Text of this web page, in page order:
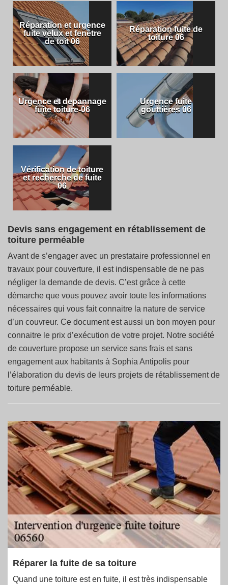
Réparation et urgence
fuite velux et fenêtre
de toit 06
Réparation fuite de
toiture 06
Urgence et depannage
fuite toiture-06
Urgence fuite
gouttières 06
Vérification de toiture
et recherche de fuite
06
Devis sans engagement en rétablissement de
toiture perméable
Avant de s’engager avec un prestataire professionnel en
travaux pour couverture, il est indispensable de ne pas
négliger la demande de devis. C’est grâce à cette
démarche que vous pouvez avoir toute les informations
nécessaires qui vous fait connaitre la nature de service
d’un couvreur. Ce document est aussi un bon moyen pour
connaitre le prix d’exécution de votre projet. Notre société
de couverture propose un service sans frais et sans
engagement aux habitants à Sophia Antipolis pour
l’élaboration du devis de leurs projets de rétablissement de
toiture perméable.
Réparer la fuite de sa toiture
Quand une toiture est en fuite, il est très indispensable